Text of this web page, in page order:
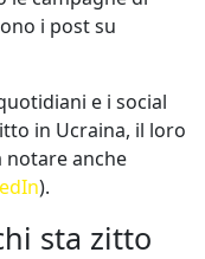
i post su
e i social
in Ucraina, il loro
notare anche
).
sta zitto